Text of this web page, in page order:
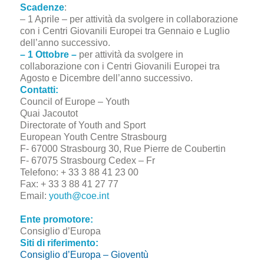
Scadenze:
– 1 Aprile – per attività da svolgere in collaborazione
con i Centri Giovanili Europei tra Gennaio e Luglio
dell’anno successivo.
– 1 Ottobre –per attività da svolgere in
collaborazione con i Centri Giovanili Europei tra
Agosto e Dicembre dell’anno successivo.
Contatti:
Council of Europe – Youth
Quai Jacoutot
Directorate of Youth and Sport
European Youth Centre Strasbourg
F- 67000 Strasbourg 30, Rue Pierre de Coubertin
F- 67075 Strasbourg Cedex – Fr
Telefono: + 33 3 88 41 23 00
Fax: + 33 3 88 41 27 77
Email: youth@coe.int
Ente promotore:
Consiglio d’Europa
Siti di riferimento:
Consiglio d’Europa – Gioventù